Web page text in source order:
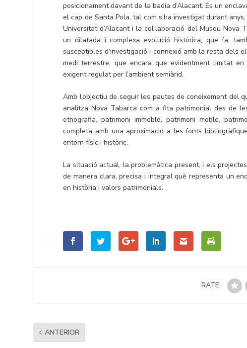
posicionament davant de la badia d’Alacant. És un
el cap de Santa Pola, tal com s’ha investigat durant
Universitat d’Alacant i la col·laboració del Museu Nova
un dilatada i complexa evolució històrica, que fa,
susceptibles d’investigació i connexió amb la resta dels
medi terrestre, que encara que evidentment limitat en
exigent regulat per l’ambient semiàrid.
Amb l’objectiu de seguir les pautes de coneixement del
analitza Nova Tabarca com a fita patrimonial des de
etnografia, patrimoni immoble, patrimoni moble,
completa amb una aproximació a les fonts
entorn físic i històric.
La situació actual, la problemàtica present, i els
de manera clara, precisa i integral què representa un
en història i valors patrimonials.
RATE:
ANTERIOR